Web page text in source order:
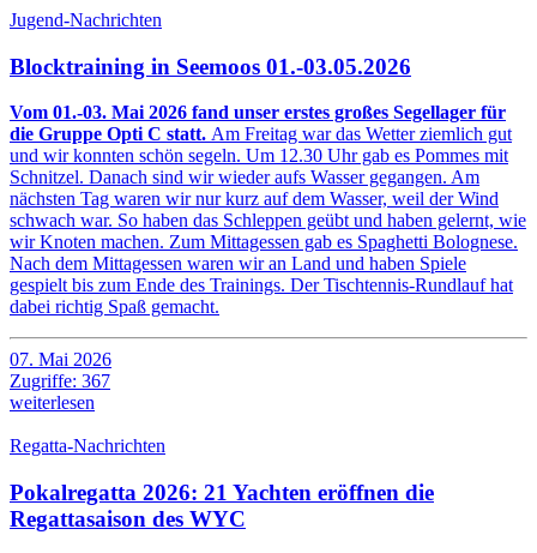
Jugend-Nachrichten
Blocktraining in Seemoos 01.-03.05.2026
Vom 01.-03. Mai 2026 fand unser erstes großes Segellager für
die Gruppe Opti C statt. Am Freitag war das Wetter ziemlich gut
und wir konnten schön segeln. Um 12.30 Uhr gab es Pommes mit
Schnitzel. Danach sind wir wieder aufs Wasser gegangen. Am
nächsten Tag waren wir nur kurz auf dem Wasser, weil der Wind
schwach war. So haben das Schleppen geübt und haben gelernt, wie
wir Knoten machen. Zum Mittagessen gab es Spaghetti Bolognese.
Nach dem Mittagessen waren wir an Land und haben Spiele
gespielt bis zum Ende des Trainings. Der Tischtennis-Rundlauf hat
dabei richtig Spaß gemacht.
07. Mai 2026
Zugriffe: 367
weiterlesen
Regatta-Nachrichten
Pokalregatta 2026: 21 Yachten eröffnen die
Regattasaison des WYC